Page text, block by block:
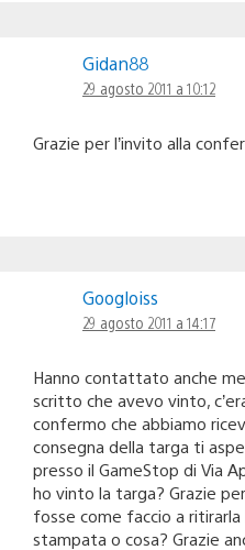
Gidan88
29 agosto 2011 a 10:12
Grazie per l’invito alla
Googloiss
29 agosto 2011 a 14:17
Hanno contattato anche
scritto che avevo vinto,
confermo che abbiamo
consegna della targa ti
presso il GameStop di Via
ho vinto la targa? Grazie
fosse come faccio a
stampata o cosa? Grazie